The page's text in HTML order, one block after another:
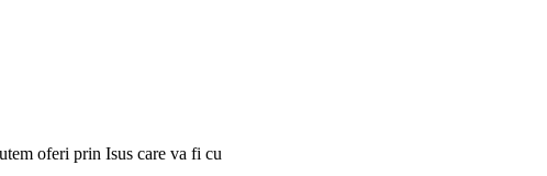
oferi prin Isus care va fi cu